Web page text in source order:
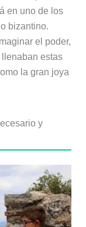
en uno de los
bizantino.
el poder,
estas
la gran joya
y